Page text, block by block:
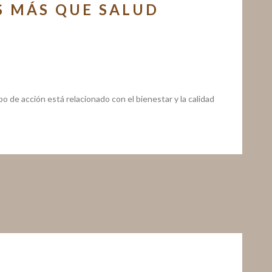
MÁS QUE SALUD
de acción está relacionado con el bienestar y la calidad